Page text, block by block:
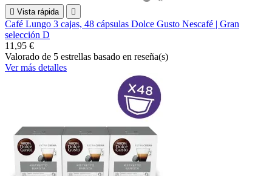
 Vista rápida 
Café Lungo 3 cajas, 48 cápsulas Dolce Gusto Nescafé | Gran
selección D
11,95 €
Valorado de 5 estrellas basado en reseña(s)
Ver más detalles